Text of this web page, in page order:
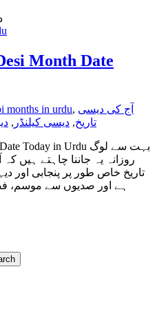
months in urdu, آج کی دیسی
تاریخ, دیسی کیلنڈر ,
روزانہ یہ جاننا چاہتے ہیں
تاریخ خاص طور پر پنجابی اور
ہے اور صدیوں سے موسم،